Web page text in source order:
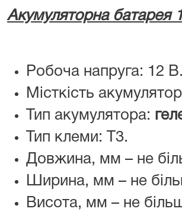
Акумуляторна батарея
Робоча напруга: 12 В.
Місткість
Тип акумулятора:
Тип клеми: Т3.
Довжина, мм – не
Ширина, мм – не
Висота, мм – не